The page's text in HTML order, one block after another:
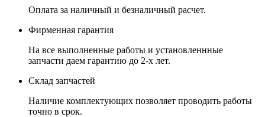
Оплата за наличный и безналичный расчет.
Фирменная гарантия
На все выполненные работы и установленнные
запчасти даем гарантию до 2-х лет.
Склад запчастей
Наличие комплектующих позволяет проводить работы
точно в срок.